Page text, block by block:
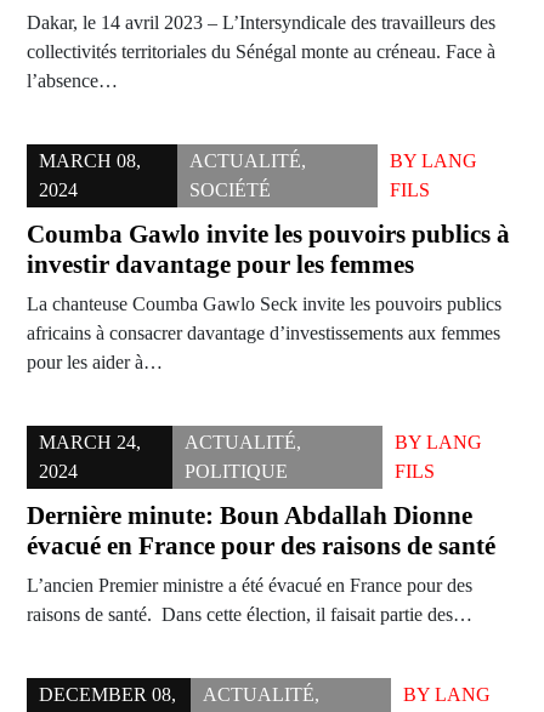
Dakar, le 14 avril 2023 – L’Intersyndicale des travailleurs des
collectivités territoriales du Sénégal monte au créneau. Face à
l’absence…
MARCH 08,
2024
ACTUALITÉ,
SOCIÉTÉ
BYLANG
FILS
Coumba Gawlo invite les pouvoirs publics à
investir davantage pour les femmes
La chanteuse Coumba Gawlo Seck invite les pouvoirs publics
africains à consacrer davantage d’investissements aux femmes
pour les aider à…
MARCH 24,
2024
ACTUALITÉ,
POLITIQUE
BYLANG
FILS
Dernière minute: Boun Abdallah Dionne
évacué en France pour des raisons de santé
L’ancien Premier ministre a été évacué en France pour des
raisons de santé. Dans cette élection, il faisait partie des…
DECEMBER 08,
ACTUALITÉ,
BY LANG